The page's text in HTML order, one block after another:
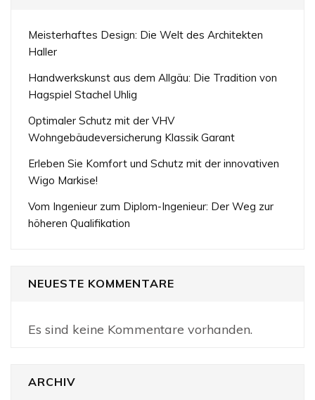
Meisterhaftes Design: Die Welt des Architekten
Haller
Handwerkskunst aus dem Allgäu: Die Tradition von
Hagspiel Stachel Uhlig
Optimaler Schutz mit der VHV
Wohngebäudeversicherung Klassik Garant
Erleben Sie Komfort und Schutz mit der innovativen
Wigo Markise!
Vom Ingenieur zum Diplom-Ingenieur: Der Weg zur
höheren Qualifikation
NEUESTE KOMMENTARE
Es sind keine Kommentare vorhanden.
ARCHIV